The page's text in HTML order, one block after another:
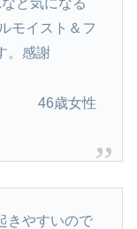
ど気になる
モイスト＆フ
。感謝
46歳女性
きやすいので